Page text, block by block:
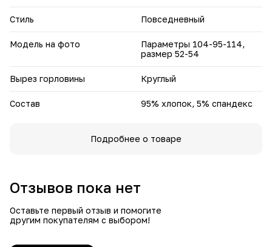
Стиль Повседневный
Модель на фото
Параметры 104-95-114,
размер 52-54
Вырез горловины Круглый
Состав 95% хлопок, 5% спандекс
Подробнее о товаре
Отзывов пока нет
Оставьте первый отзыв и помогите
другим покупателям с выбором!